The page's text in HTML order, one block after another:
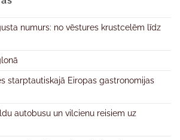
numurs: no vēstures krustcelēm līdz
starptautiskajā Eiropas gastronomijas
autobusu un vilcienu reisiem uz